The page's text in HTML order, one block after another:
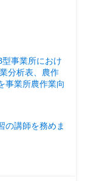
事業所におけ
分析表、農作
事業所農作業向
の講師を務めま